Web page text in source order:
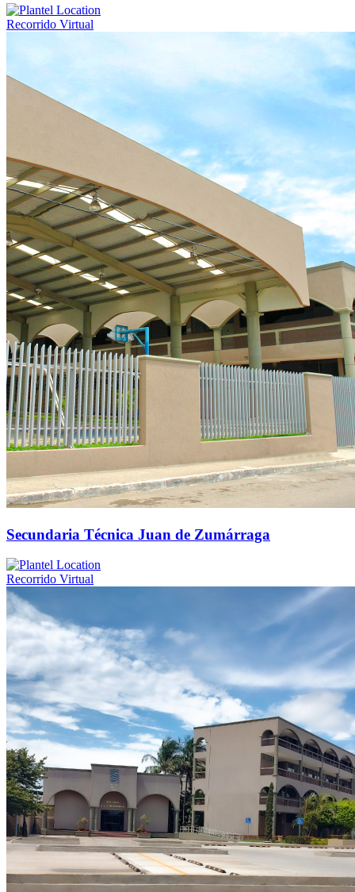
Recorrido Virtual
Secundaria Técnica Juan de Zumárraga
Recorrido Virtual